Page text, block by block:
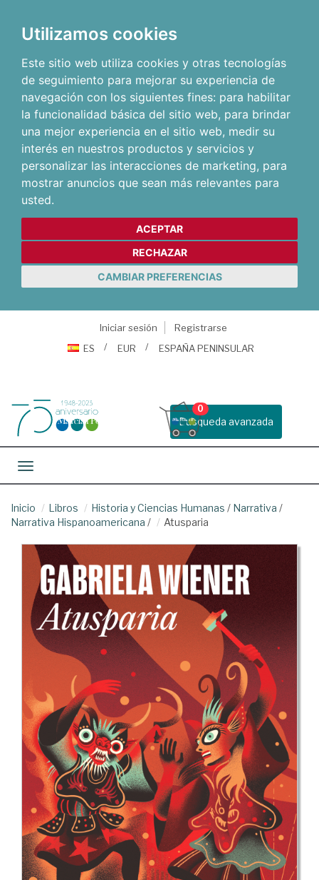
Utilizamos cookies
Este sitio web utiliza cookies y otras tecnologías
de seguimiento para mejorar su experiencia de
navegación con los siguientes fines: para habilitar
la funcionalidad básica del sitio web, para brindar
una mejor experiencia en el sitio web, medir su
interés en nuestros productos y servicios y
personalizar las interacciones de marketing, para
mostrar anuncios que sean más relevantes para
usted.
ACEPTAR
RECHAZAR
CAMBIAR PREFERENCIAS
Iniciar sesión
Registrarse
ES
EUR ESPAÑA PENINSULAR
Busqueda avanzada
0
Toggle navigation
Inicio Libros Historia y Ciencias Humanas / Narrativa /
Narrativa Hispanoamericana / Atusparia